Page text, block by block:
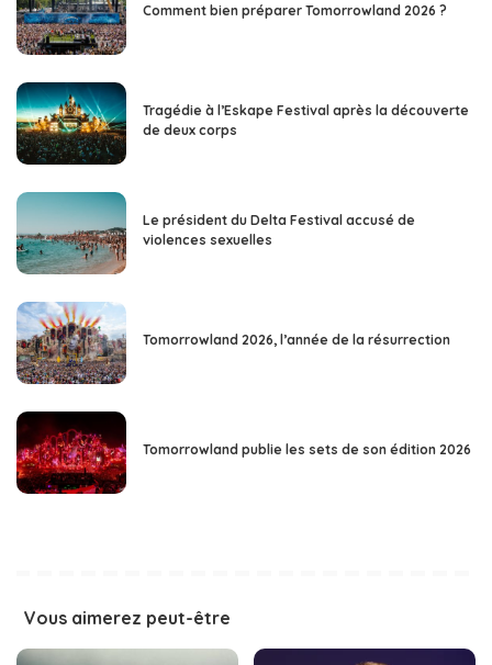
Comment bien préparer Tomorrowland 2026 ?
Tragédie à l’Eskape Festival après la découverte
de deux corps
Le président du Delta Festival accusé de
violences sexuelles
Tomorrowland 2026, l’année de la résurrection
Tomorrowland publie les sets de son édition 2026
Vous aimerez peut-être